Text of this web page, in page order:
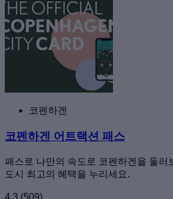
코펜하겐
코펜하겐 어트랙션 패스
패스로 나만의 속도로 코펜하겐을 둘러
도시 최고의 혜택을 누리세요.
4.3 (509)